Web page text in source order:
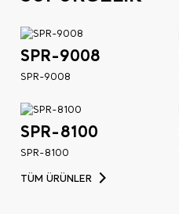
SPR-9008
SPR-9008
SPR-8100
SPR-8100
TÜM ÜRÜNLER